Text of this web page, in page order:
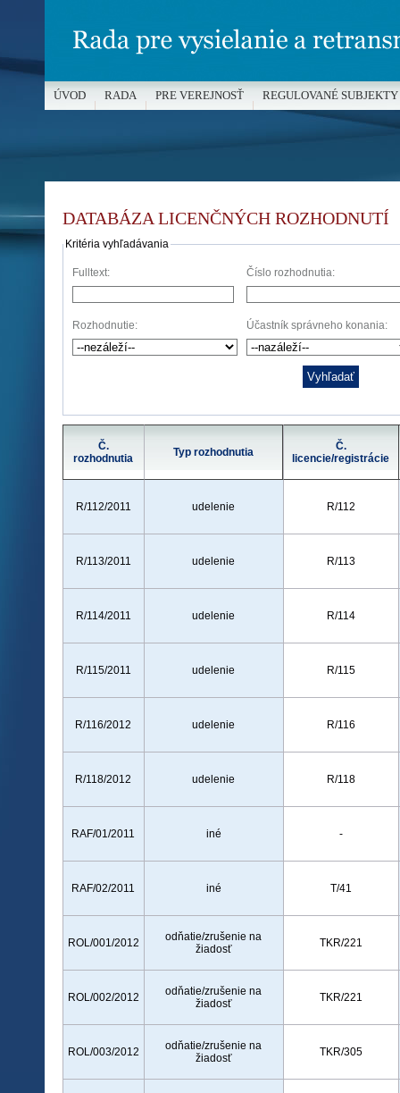
DATABÁZA LICENČNÝCH ROZHODNUTÍ
Kritéria vyhľadávania
Fulltext: Číslo rozhodnutia:
Rozhodnutie: Účastník správneho konania:
Č.
rozhodnutia
Typ rozhodnutia
Č.
licencie/registrácie
R/112/2011 udelenie R/112
R/113/2011 udelenie R/113
R/114/2011 udelenie R/114
R/115/2011 udelenie R/115
R/116/2012 udelenie R/116
R/118/2012 udelenie R/118
RAF/01/2011 iné -
RAF/02/2011 iné T/41
ROL/001/2012
odňatie/zrušenie na
žiadosť
TKR/221
ROL/002/2012
odňatie/zrušenie na
žiadosť
TKR/221
ROL/003/2012
odňatie/zrušenie na
žiadosť
TKR/305
ÚVOD RADA PRE VEREJNOSŤ REGULOVANÉ SUBJEKTY